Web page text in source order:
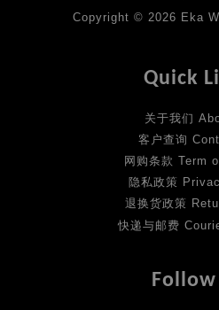
Copyright © 2026 Eka
Quick
关于我们
客户查询
网购条款 Term
隐私政策
退换货政策
快递与邮费
Follow